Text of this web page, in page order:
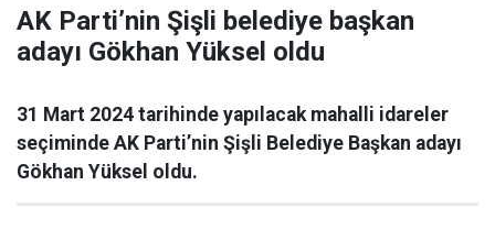
AK Parti’nin Şişli belediye başkan
adayı Gökhan Yüksel oldu
31 Mart 2024 tarihinde yapılacak mahalli idareler
seçiminde AK Parti’nin Şişli Belediye Başkan adayı
Gökhan Yüksel oldu.